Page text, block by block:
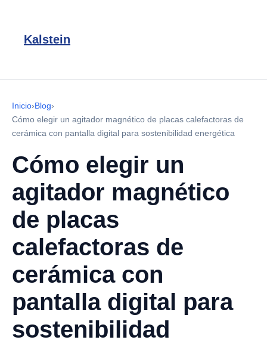
Kalstein
Inicio›Blog›
Cómo elegir un agitador magnético de placas calefactoras de
cerámica con pantalla digital para sostenibilidad energética
Cómo elegir un
agitador magnético
de placas
calefactoras de
cerámica con
pantalla digital para
sostenibilidad